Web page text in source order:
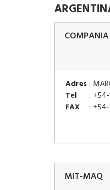
COMPANIA
Adres:
Tel
:
FAX
:
MIT-MAQ